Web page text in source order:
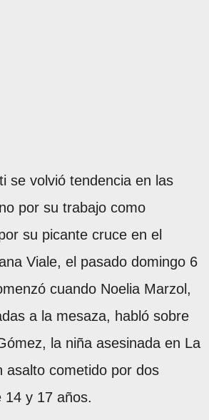
se volvió tendencia en las
por su trabajo como
su picante cruce en el
Viale, el pasado domingo 6
cuando Noelia Marzol,
a la mesaza, habló sobre
la niña asesinada en La
asalto cometido por dos
14 y 17 años.